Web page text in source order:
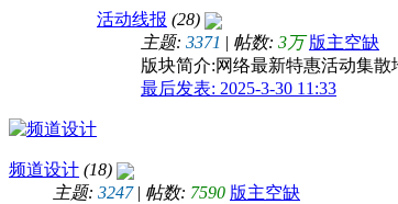
酷炫创意黑金活动背景板巅峰
活动线报 (28)
主题: 3371 | 帖数: 3万 版主空缺
版块简介:网络最新特惠活动集散
最后发表: 2025-3-30 11:33
频道设计 (18)
主题: 3247| 帖数: 7590 版主空缺